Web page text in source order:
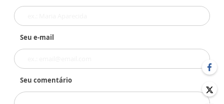
Seu e-mail
Seu comentário